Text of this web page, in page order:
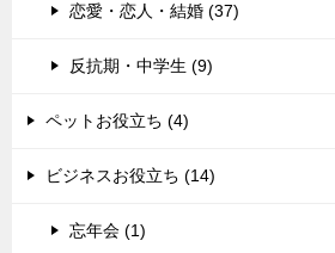
恋愛・恋人・結婚 (37)
反抗期・中学生 (9)
ペットお役立ち (4)
ビジネスお役立ち (14)
忘年会 (1)